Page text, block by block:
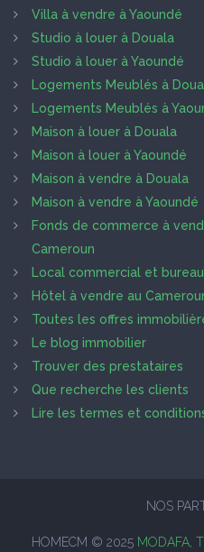
Villa à vendre à Yaoundé
Studio à louer à Douala
Studio à louer à Yaoundé
Logements Meublés à
Logements Meublés à
Maison à louer à Douala
Maison à louer à Yaoundé
Maison à vendre à Douala
Maison à vendre à Yaoundé
Fonds de commerce à
Cameroun
Local commercial et
Hôtel à vendre au
Toutes les offres
Le blog immobilier
Trouver des prestataires
Que recherche les clients
Lire les termes et
NOS
HOMECM © 2025 MODAFA,